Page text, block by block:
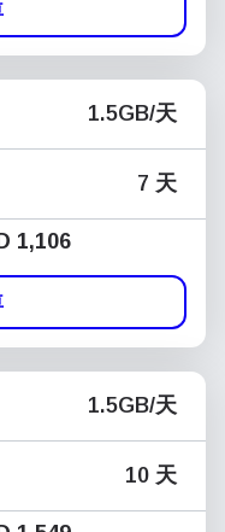
1.5GB/天
7 天
1,106
1.5GB/天
10 天